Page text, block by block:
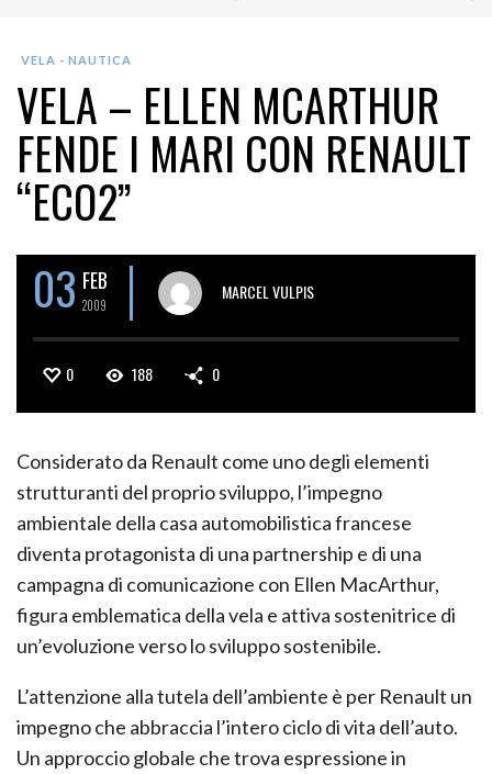
VELA - NAUTICA
VELA – ELLEN MCARTHUR
FENDE I MARI CON RENAULT
“ECO2”
03 FEB
2009
MARCEL VULPIS
0 188 0
Considerato da Renault come uno degli elementi
strutturanti del proprio sviluppo, l’impegno
ambientale della casa automobilistica francese
diventa protagonista di una partnership e di una
campagna di comunicazione con Ellen MacArthur,
figura emblematica della vela e attiva sostenitrice di
un’evoluzione verso lo sviluppo sostenibile.
L’attenzione alla tutela dell’ambiente è per Renault un
impegno che abbraccia l’intero ciclo di vita dell’auto.
Un approccio globale che trova espressione in